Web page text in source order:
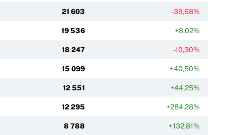
21 603 -39,68%
19 536 +8,02%
18 247 -10,30%
15 099 +40,50%
12 551 +44,25%
12 295 +284,28%
8 788 +132,81%